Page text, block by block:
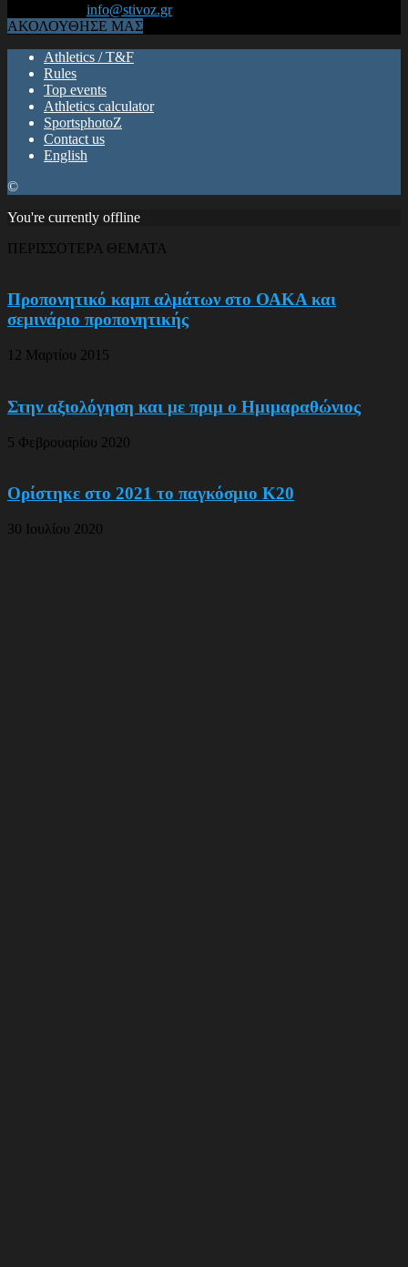
info@stivoz.gr
ΑΚΟΛΟΥΘΗΣΕ ΜΑΣ
Athletics / T&F
Rules
Top events
Athletics calculator
SportsphotoZ
Contact us
English
©
You're currently offline
ΠΕΡΙΣΣΟΤΕΡΑ ΘΕΜΑΤΑ
Προπονητικό καμπ αλμάτων στο ΟΑΚΑ και
σεμινάριο προπονητικής
12 Μαρτίου 2015
Στην αξιολόγηση και με πριμ ο Ημιμαραθώνιος
5 Φεβρουαρίου 2020
Ορίστηκε στο 2021 το παγκόσμιο Κ20
30 Ιουλίου 2020